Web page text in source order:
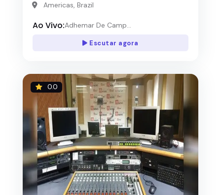
Americas, Brazil
Ao Vivo:Adhemar De Camp...
Escutar agora
0.0